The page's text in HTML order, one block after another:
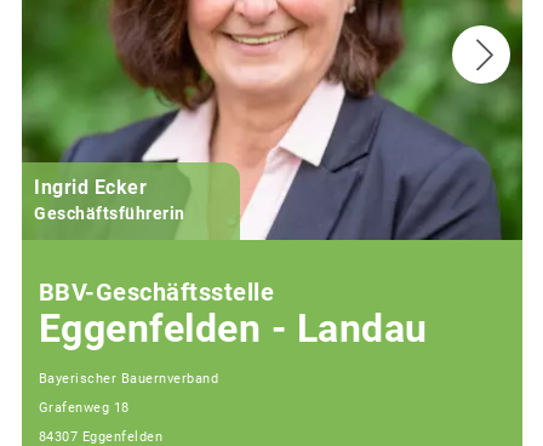
Ingrid Ecker
Geschäftsführerin
BBV-Geschäftsstelle
Eggenfelden - Landau
Bayerischer Bauernverband
Grafenweg 18
84307 Eggenfelden